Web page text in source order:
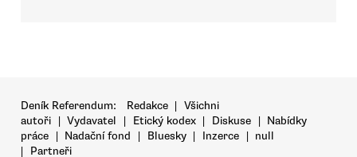
Deník Referendum: Redakce | Všichni
autoři | Vydavatel | Etický kodex | Diskuse | Nabídky
práce | Nadační fond | Bluesky | Inzerce | null
|
Partneři